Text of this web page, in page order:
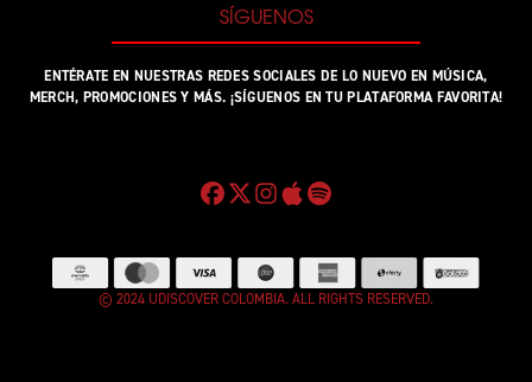
SÍGUENOS
ENTÉRATE EN NUESTRAS REDES SOCIALES DE LO NUEVO EN MÚSICA,
MERCH, PROMOCIONES Y MÁS. ¡SÍGUENOS EN TU PLATAFORMA FAVORITA!
© 2024 UDISCOVER COLOMBIA. ALL RIGHTS RESERVED.